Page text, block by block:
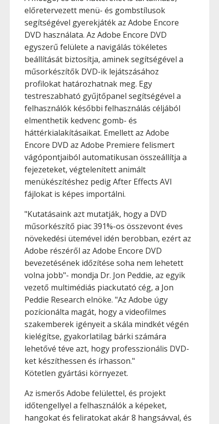
előretervezett menü- és gombstílusok
segítségével gyerekjáték az Adobe Encore
DVD használata. Az Adobe Encore DVD
egyszerű felülete a navigálás tökéletes
beállítását biztosítja, aminek segítségével a
műsorkészítők DVD-ik lejátszásához
profilokat határozhatnak meg. Egy
testreszabható gyűjtőpanel segítségével a
felhasználók későbbi felhasználás céljából
elmenthetik kedvenc gomb- és
háttérkialakításaikat. Emellett az Adobe
Encore DVD az Adobe Premiere felismert
vágópontjaiból automatikusan összeállítja a
fejezeteket, végtelenített animált
menükészítéshez pedig After Effects AVI
fájlokat is képes importálni.
"Kutatásaink azt mutatják, hogy a DVD
műsorkészítő piac 391%-os összevont éves
növekedési ütemével idén berobban, ezért az
Adobe részéről az Adobe Encore DVD
bevezetésének időzítése soha nem lehetett
volna jobb"- mondja Dr. Jon Peddie, az egyik
vezető multimédiás piackutató cég, a Jon
Peddie Research elnöke. "Az Adobe úgy
pozícionálta magát, hogy a videofilmes
szakemberek igényeit a skála mindkét végén
kielégítse, gyakorlatilag bárki számára
lehetővé téve azt, hogy professzionális DVD-
ket készíthessen és írhasson."
Kötetlen gyártási környezet.
Az ismerős Adobe felülettel, és projekt
időtengellyel a felhasználók a képeket,
hangokat és feliratokat akár 8 hangsávval, és